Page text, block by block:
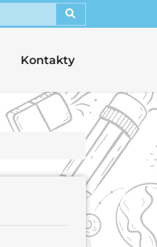
Search
Kontakty